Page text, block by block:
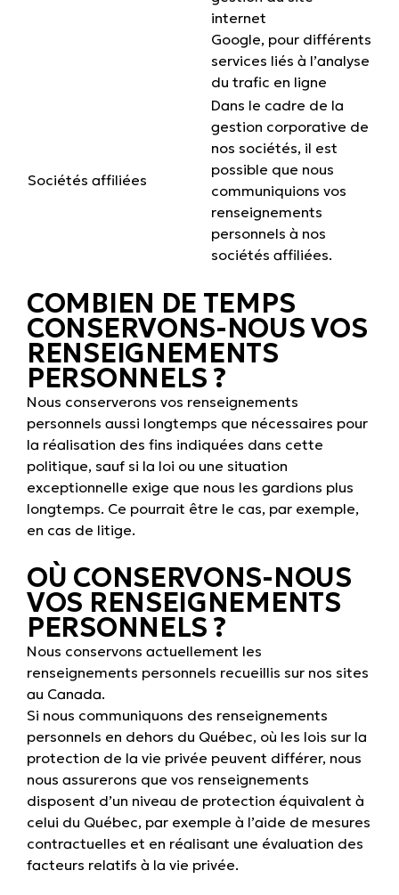
internet
Google, pour différents
services liés à l’analyse
du trafic en ligne
Sociétés affiliées
Dans le cadre de la
gestion corporative de
nos sociétés, il est
possible que nous
communiquions vos
renseignements
personnels à nos
sociétés affiliées.
COMBIEN DE TEMPS
CONSERVONS-NOUS VOS
RENSEIGNEMENTS
PERSONNELS ?
Nous conserverons vos renseignements
personnels aussi longtemps que nécessaires pour
la réalisation des fins indiquées dans cette
politique, sauf si la loi ou une situation
exceptionnelle exige que nous les gardions plus
longtemps. Ce pourrait être le cas, par exemple,
en cas de litige.
OÙ CONSERVONS-NOUS
VOS RENSEIGNEMENTS
PERSONNELS ?
Nous conservons actuellement les
renseignements personnels recueillis sur nos sites
au Canada.
Si nous communiquons des renseignements
personnels en dehors du Québec, où les lois sur la
protection de la vie privée peuvent différer, nous
nous assurerons que vos renseignements
disposent d’un niveau de protection équivalent à
celui du Québec, par exemple à l’aide de mesures
contractuelles et en réalisant une évaluation des
facteurs relatifs à la vie privée.